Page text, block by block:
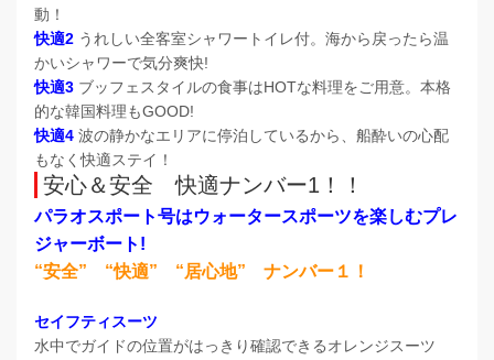
動！
快適2 うれしい全客室シャワートイレ付。海から戻ったら温
かいシャワーで気分爽快!
快適3 ブッフェスタイルの食事はHOTな料理をご用意。本格
的な韓国料理もGOOD!
快適4 波の静かなエリアに停泊しているから、船酔いの心配
もなく快適ステイ！
安心＆安全 快適ナンバー1！！
パラオスポート号はウォータースポーツを楽しむプレ
ジャーボート!
“安全” “快適” “居心地” ナンバー１！
セイフティスーツ
水中でガイドの位置がはっきり確認できるオレンジスーツ